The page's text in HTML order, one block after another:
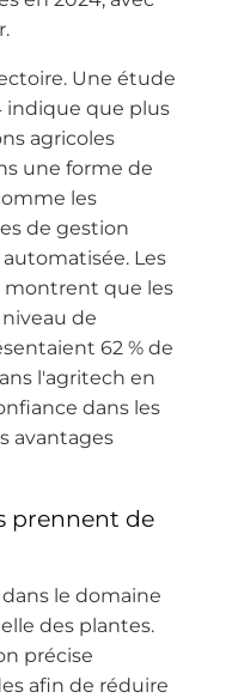
Une étude
indique que plus
agricoles
une forme de
les
de gestion
Les
montrent que les
de
62 % de
l'agritech en
dans les
avantages
prennent de
le domaine
des plantes.
précise
afin de réduire